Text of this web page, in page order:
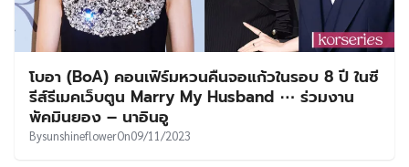
โบอา (BoA) คอนเฟิร์มหวนคืนจอแก้วในรอบ 8 ปี ในซี
รีส์รีเมคเว็บตูน Marry My Husband ⋯ ร่วมงาน
พัคมินยอง – นาอินอู
BysunshineflowerOn09/11/2023